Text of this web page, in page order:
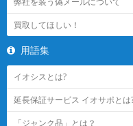
買取してほしい！
用語集
イオシスとは?
延長保証サービス イオサポとは
「ジャンク品」とは？